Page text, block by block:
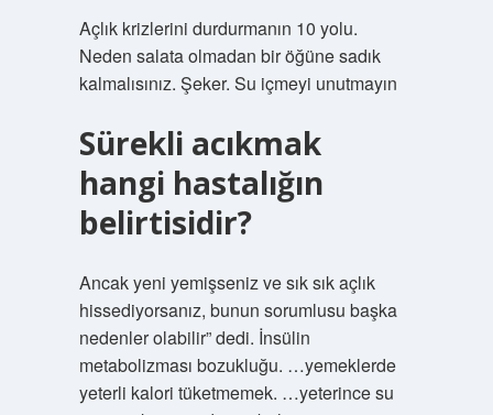
Açlık krizlerini durdurmanın 10 yolu.
Neden salata olmadan bir öğüne sadık
kalmalısınız. Şeker. Su içmeyi unutmayın
Sürekli acıkmak
hangi hastalığın
belirtisidir?
Ancak yeni yemişseniz ve sık sık açlık
hissediyorsanız, bunun sorumlusu başka
nedenler olabilir” dedi. İnsülin
metabolizması bozukluğu. …yemeklerde
yeterli kalori tüketmemek. …yeterince su